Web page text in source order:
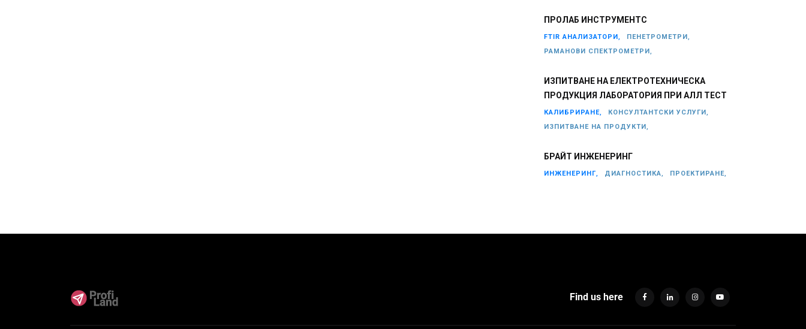
ПРОЛАБ ИНСТРУМЕНТС
FTIR АНАЛИЗАТОРИ,
ПЕНЕТРОМЕТРИ,
РАМАНОВИ СПЕКТРОМЕТРИ,
ИЗПИТВАНЕ НА ЕЛЕКТРОТЕХНИЧЕСКА
ПРОДУКЦИЯ ЛАБОРАТОРИЯ ПРИ АЛЛ ТЕСТ
КАЛИБРИРАНЕ,
КОНСУЛТАНТСКИ УСЛУГИ,
ИЗПИТВАНЕ НА ПРОДУКТИ,
БРАЙТ ИНЖЕНЕРИНГ
ИНЖЕНЕРИНГ, ДИАГНОСТИКА, ПРОЕКТИРАНЕ,
Find us here